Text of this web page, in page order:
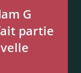
G
partie